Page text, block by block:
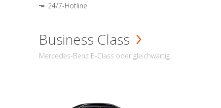
24/7-Hotline
Business Class
Mercedes-Benz E-Class oder gleichwärtig